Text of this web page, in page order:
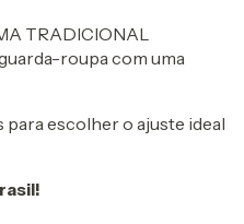
TRADICIONAL
roupa com uma
escolher o ajuste ideal